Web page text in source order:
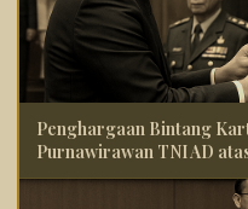
Penghargaan Bintang
Purnawirawan TNI AD